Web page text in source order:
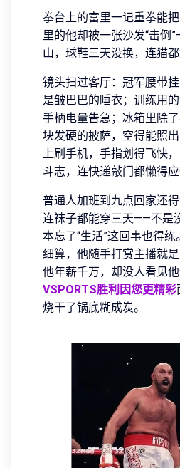
拳台上的富里一记重拳能
里的他却被一张沙发“击倒
山，球鞋三天没换，连猫都
镜头扫过客厅：冠军腰带
是皱巴巴的睡衣；训练用
手柄电量告急；冰箱里除
块发硬的披萨，空得能照
上刷手机，手指划得飞快
斗志，连快递敲门都懒得应
普通人加班到九点回家还
连袜子都能穿三天——不是
本忘了“生活”这回事也得
细算，他随手打赏主播就
他年薪千万，却没人看见
VSPORTS胜利因您更精彩
烧干了锅底糊成炭。